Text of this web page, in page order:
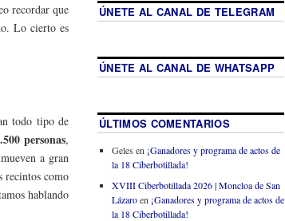
recordar que
Lo cierto es
todo tipo de
personas,
a gran
recintos como
hablando
ÚNETE AL CANAL DE TELEGRAM
ÚNETE AL CANAL DE WHATSAPP
ÚLTIMOS COMENTARIOS
Geles en ¡Ganadores y programa de actos de
la 18 Ciberbotillada!
XVIII Ciberbotillada 2026 | Moncloa de San
Lázaroen ¡Ganadores y programa de actos de
la 18 Ciberbotillada!